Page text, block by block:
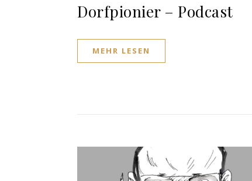
Dorfpionier – Podcast
MEHR LESEN